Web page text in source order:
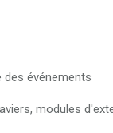
DS-PR531-3A po
pour AX Pro Ultra
bus 4 sorties avec
des événements
modules